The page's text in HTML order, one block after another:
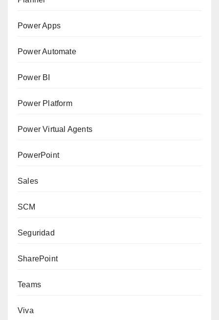
Power Apps
Power Automate
Power BI
Power Platform
Power Virtual Agents
PowerPoint
Sales
SCM
Seguridad
SharePoint
Teams
Viva